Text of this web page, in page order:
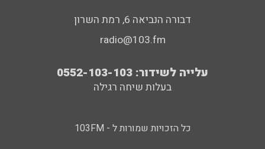
דבורה הנביאה 6, רמת השרון
radio@103.fm
עלייה לשידור: 0552-103-103
בעלות שיחה רגילה
כל הזכויות שמורות ל - 103FM